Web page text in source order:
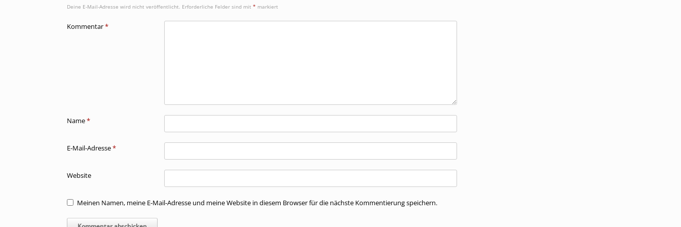
Deine E-Mail-Adresse wird nicht veröffentlicht. Erforderliche Felder sind mit * markiert
Kommentar*
Name*
E-Mail-Adresse*
Website
Meinen Namen, meine E-Mail-Adresse und meine Website in diesem Browser für die nächste Kommentierung speichern.